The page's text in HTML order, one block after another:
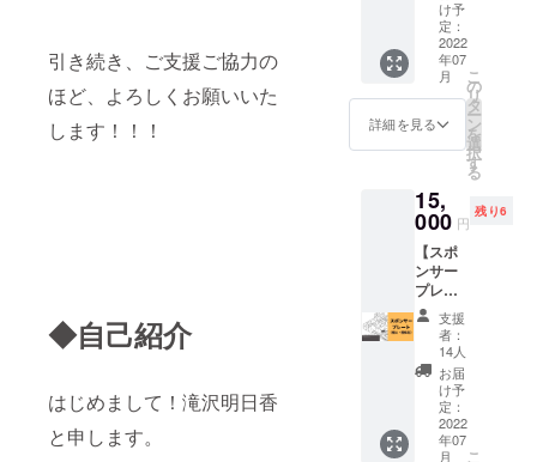
引き続き、ご支援ご協力の
ほど、よろしくお願いいた
します！！！
◆自己紹介
はじめまして！滝沢明日香
と申します。
町高野
町２９
０８）
＊交通
費は自
です
【内
メール
・マイ
ボトル
キー
パーを
作る
ワーク
ショッ
プに参
加でき
る権利
・ボト
ルキー
パーを
Jus de
Pomme
_Sun
Fuji(ル
ジュ
ドゥ ポ
ム_サン
ワール
ポム ド
ムー
ス
Sakuho
Terroir
Le
Pomme
Mousse
KOKYU
ドリン
クチ
供券
（期
限：
2022年
12月31
日ま
で） ※
あなた
の選ん
だBGM
で過ご
す極上
の
KOKYU
体験】
東信地
ラフト
ビール
のお仕
事をし
てい
る、又
吉康太
さん
（あだ
名：ま
たきっ
ちゃ
ん）プ
レゼン
け予
定：
2022
年07
月
詳細を見る
こ
の
リ
タ
ー
ン
を
選
択
す
る
15,
000 円
残り6
【スポ
ンサー
プレー
ト（個
人・団
名）】
・お礼
のメー
ル ・メ
ニュー
支援
者：
14人
お届
け予
定：
2022
年07
月
こ